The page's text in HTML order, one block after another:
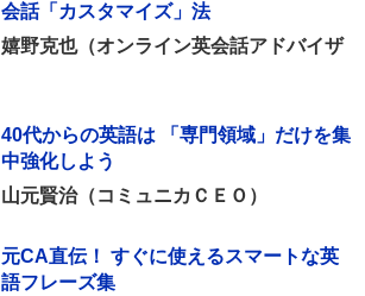
会話「カスタマイズ」法
嬉野克也（オンライン英会話アドバイザ
40代からの英語は 「専門領域」だけを集
中強化しよう
山元賢治（コミュニカＣＥＯ）
元CA直伝！ すぐに使えるスマートな英
語フレーズ集